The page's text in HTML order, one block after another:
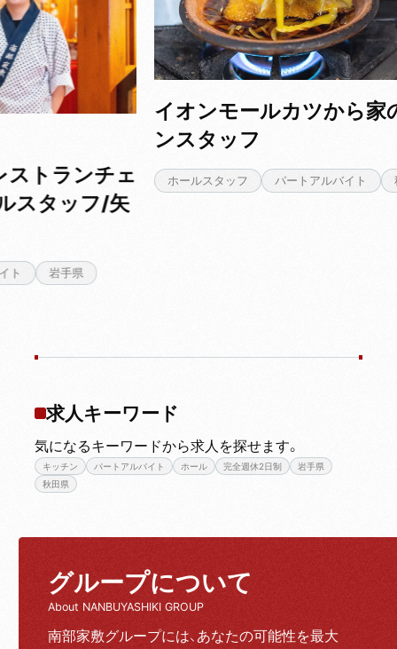
ェ
イオンモールカツから家のキッチ
ホールスタッフ パートアルバイト 秋田県
求人キーワード
気になるキーワードから求人を探せます。
キッチン パートアルバイト ホール 完全週休2日制
岩手県
秋田県
グループについて
About NANBUYASHIKI GROUP
南部家敷グループには、あなたの可能性を最大